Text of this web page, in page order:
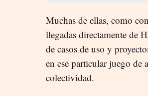
Muchas de ellas, como
llegadas directamente de
de casos de uso y
en ese particular juego de
colectividad.